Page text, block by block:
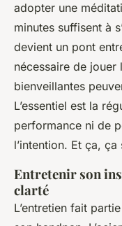
adopter une
minutes suffisent à
devient un pont
nécessaire de jouer
bienveillantes
L’essentiel est la
performance ni de
l’intention. Et ça, ça
Entretenir son
clarté
L’entretien fait